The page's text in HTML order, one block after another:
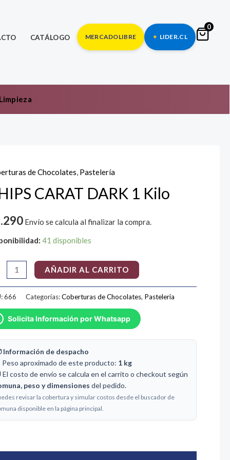
CATÁLOGO MERCADOLIBRE LIDER.CL
0
Limpieza
de Chocolates, Pastelería
CARAT DARK 1 Kilo
Envío se calcula al finalizar la compra.
41 disponibles
AÑADIR AL CARRITO
666 Categorías:Coberturas de Chocolates, Pastelería
Solicita Información por Whatsapp
Información de despacho
aproximado de este producto: 1 kg
El costo de envío se calcula en el carrito o checkout según
peso y dimensiones del pedido.
revisar la cobertura y simular costos desde el buscador de
disponible en la página principal.